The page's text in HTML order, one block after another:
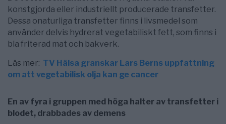
konstgjorda eller industriellt producerade transfetter.
Dessa onaturliga transfetter finns i livsmedel som
använder delvis hydrerat vegetabiliskt fett, som finns i
bla friterad mat och bakverk.
Läs mer: TV Hälsa granskar Lars Berns uppfattning
om att vegetabilisk olja kan ge cancer
En av fyra i gruppen med höga halter av transfetter i
blodet, drabbades av demens